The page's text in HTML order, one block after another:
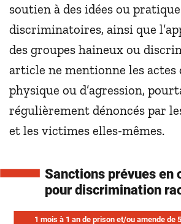
soutien à des idées ou
discriminatoires, ainsi que
des groupes haineux ou
article ne mentionne les actes
physique ou d’agression,
régulièrement dénoncés par
et les victimes elles-mêmes.
Sanctions prévues en
pour discrimination
1 mois à 1 an de prison et/ou amende de